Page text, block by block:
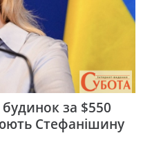
за $550
Стефанішину